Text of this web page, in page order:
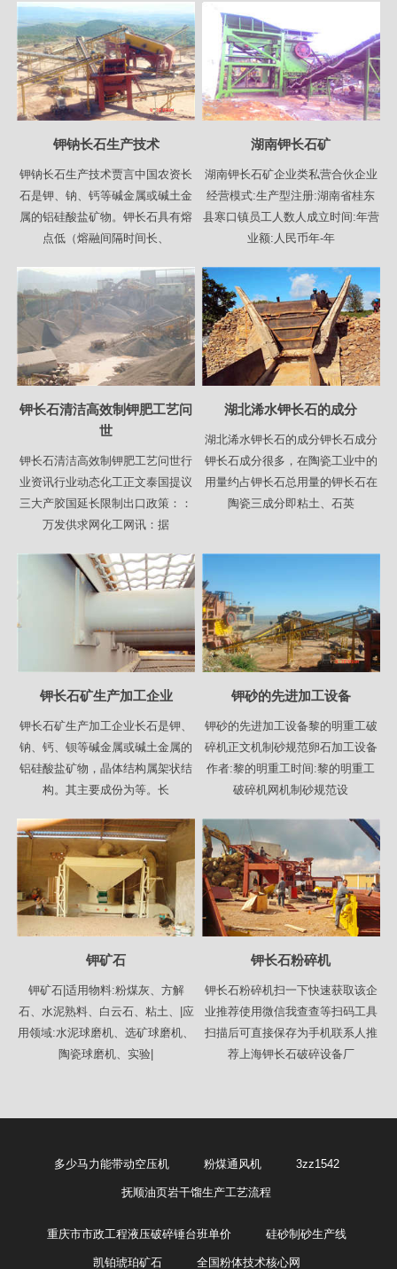
钾钠长石生产技术
钾钠长石生产技术贾言中国农资长
石是钾、钠、钙等碱金属或碱土金
属的铝硅酸盐矿物。钾长石具有熔
点低（熔融间隔时间长、
湖南钾长石矿
湖南钾长石矿企业类私营合伙企业
经营模式:生产型注册:湖南省桂东
县寒口镇员工人数人成立时间:年营
业额:人民币年-年
钾长石清洁高效制钾肥工艺问
世
钾长石清洁高效制钾肥工艺问世行
业资讯行业动态化工正文泰国提议
三大产胶国延长限制出口政策：：
万发供求网化工网讯：据
湖北浠水钾长石的成分
湖北浠水钾长石的成分钾长石成分
钾长石成分很多，在陶瓷工业中的
用量约占钾长石总用量的钾长石在
陶瓷三成分即粘土、石英
钾长石矿生产加工企业
钾长石矿生产加工企业长石是钾、
钠、钙、钡等碱金属或碱土金属的
铝硅酸盐矿物，晶体结构属架状结
构。其主要成份为等。长
钾砂的先进加工设备
钾砂的先进加工设备黎的明重工破
碎机正文机制砂规范卵石加工设备
作者:黎的明重工时间:黎的明重工
破碎机网机制砂规范设
钾矿石
钾矿石|适用物料:粉煤灰、方解
石、水泥熟料、白云石、粘土、|应
用领域:水泥球磨机、选矿球磨机、
陶瓷球磨机、实验|
钾长石粉碎机
钾长石粉碎机扫一下快速获取该企
业推荐使用微信我查查等扫码工具
扫描后可直接保存为手机联系人推
荐上海钾长石破碎设备厂
多少马力能带动空压机 粉煤通风机 3zz1542
抚顺油页岩干馏生产工艺流程
重庆市市政工程液压破碎锤台班单价 硅砂制砂生产线
凯铂琥珀矿石 全国粉体技术核心网